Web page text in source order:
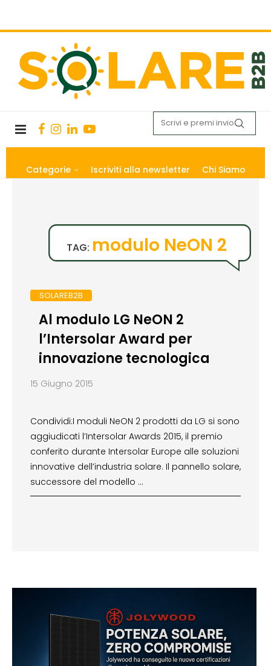
Categorie Iscriviti alla newsletter Chi Siamo
TAG: modulo NeON 2
SOLAREB2B
Al modulo LG NeON 2
l’Intersolar Award per
innovazione tecnologica
15 Giugno 2015
Condividi:I moduli NeON 2 prodotti da LG si sono
aggiudicati l’Intersolar Awards 2015, il premio
conferito durante Intersolar Europe alle soluzioni
innovative dell’industria solare. Il pannello solare,
successore del modello …